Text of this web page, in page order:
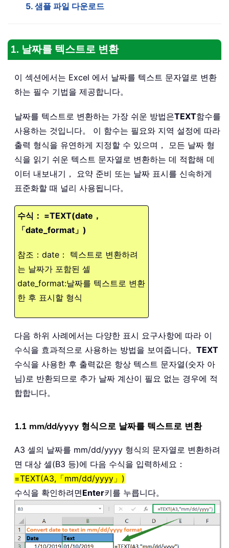
5. 샘플 파일 다운로드
1. 날짜를 텍스트로 변환
이 섹션에서는 Excel 에서 날짜를 텍스트 문자열로 변환
하는 필수 기법을 제공합니다。
날짜를 텍스트로 변환하는 가장 쉬운 방법은TEXT함수를
사용하는 것입니다。 이 함수는 필요와 지역 설정에 따라
출력 형식을 유연하게 지정할 수 있으며， 모든 날짜 형
식을 읽기 쉬운 텍스트 문자열로 변환하는 데 적합해 데
이터 내보내기， 요약 준비 또는 날짜 표시를 신속하게
표준화할 때 널리 사용됩니다。
수식： =TEXT(date，
「date_format」)
참조： date： 텍스트로 변환하려
는 날짜가 포함된 셀
date_format:날짜를 텍스트로 변환
한 후 표시할 형식
다음 하위 사례에서는 다양한 표시 요구사항에 따라 이
수식을 효과적으로 사용하는 방법을 보여줍니다。 TEXT
수식을 사용한 후 출력값은 항상 텍스트 문자열(숫자 아
님)로 반환되므로 추가 날짜 계산이 필요 없는 경우에 적
합합니다。
1.1 mm/dd/yyyy 형식으로 날짜를 텍스트로 변환
A3 셀의 날짜를 mm/dd/yyyy 형식의 문자열로 변환하려
면 대상 셀(B3 등)에 다음 수식을 입력하세요：
=TEXT(A3,「mm/dd/yyyy」)
수식을 확인하려면Enter키를 누릅니다。